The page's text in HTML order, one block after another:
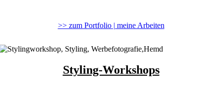
>> zum Portfolio | meine Arbeiten
Styling-Workshops